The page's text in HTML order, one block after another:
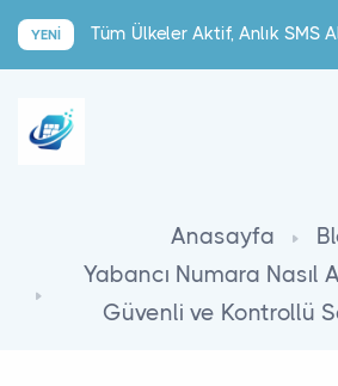
YENI Tüm Ülkeler Aktif, Anlık SMS
Anasayfa
Yabancı Numara Nasıl
Güvenli ve Kontrollü